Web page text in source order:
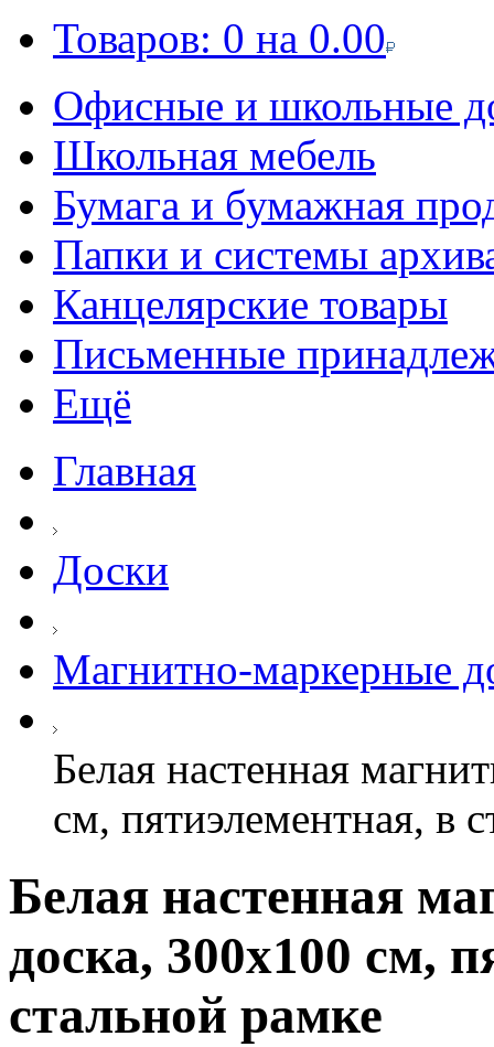
Товаров: 0 на 0.00
Офисные и школьные
Школьная мебель
Бумага и бумажная
Папки и системы
Канцелярские товары
Письменные
Ещё
Главная
Доски
Магнитно-маркерные
Белая настенная
см, пятиэлементная, в
Белая настенная
доска, 300х100 см,
стальной рамке